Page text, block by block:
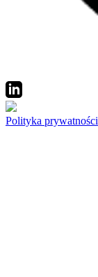
Polityka prywatności